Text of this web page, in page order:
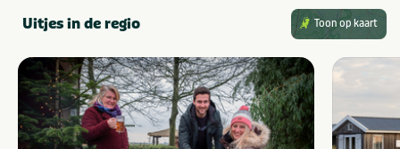
Uitjes in de regio Toon op kaart